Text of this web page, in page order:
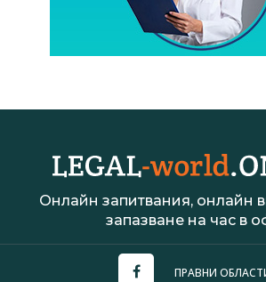
Онлайн запитвания, онлайн
запазване на час в
ПРАВНИ